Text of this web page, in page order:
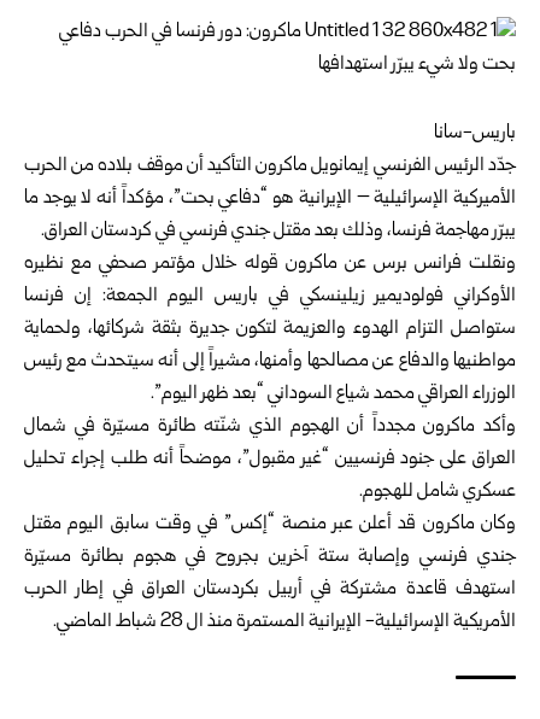
باريس-سانا
جدّد الرئيس الفرنسي إيمانويل ماكرون التأكيد أن موقف بلاده من الحرب
الأميركية الإسرائيلية – الإيرانية هو “دفاعي بحت”، مؤكداً أنه لا يوجد ما
يبرّر مهاجمة فرنسا، وذلك بعد مقتل جندي فرنسي في كردستان العراق.
ونقلت فرانس برس عن ماكرون قوله خلال مؤتمر صحفي مع نظيره
الأوكراني فولوديمير زيلينسكي في باريس اليوم الجمعة: إن فرنسا
ستواصل التزام الهدوء والعزيمة لتكون جديرة بثقة شركائها، ولحماية
مواطنيها والدفاع عن مصالحها وأمنها، مشيراً إلى أنه سيتحدث مع رئيس
الوزراء العراقي محمد شياع السوداني “بعد ظهر اليوم”.
وأكد ماكرون مجدداً أن الهجوم الذي شنّته طائرة مسيّرة في شمال
العراق على جنود فرنسيين “غير مقبول”، موضحاً أنه طلب إجراء تحليل
عسكري شامل للهجوم.
وكان ماكرون قد أعلن عبر منصة “إكس” في وقت سابق اليوم مقتل
جندي فرنسي وإصابة ستة آخرين بجروح في هجوم بطائرة مسيّرة
استهدف قاعدة مشتركة في أربيل بكردستان العراق في إطار الحرب
الأمريكية الإسرائيلية- الإيرانية المستمرة منذ ال 28 شباط الماضي.